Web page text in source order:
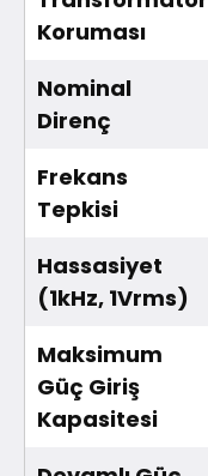
Koruması
Nominal
Direnç
Frekans
Tepkisi
Hassasiyet
(1kHz, 1Vrms)
Maksimum
Güç Giriş
Kapasitesi